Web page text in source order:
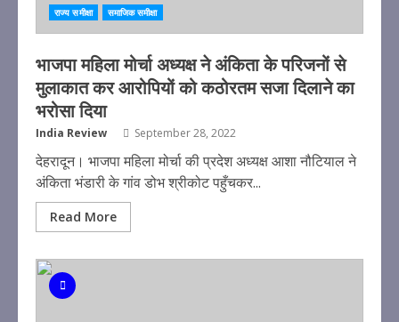
राज्य समीक्षा समाजिक समीक्षा
भाजपा महिला मोर्चा अध्यक्ष ने अंकिता के परिजनों से
मुलाकात कर आरोपियों को कठोरतम सजा दिलाने का
भरोसा दिया
India Review September 28, 2022
देहरादून। भाजपा महिला मोर्चा की प्रदेश अध्यक्ष आशा नौटियाल ने
अंकिता भंडारी के गांव डोभ श्रीकोट पहुँचकर...
Read More